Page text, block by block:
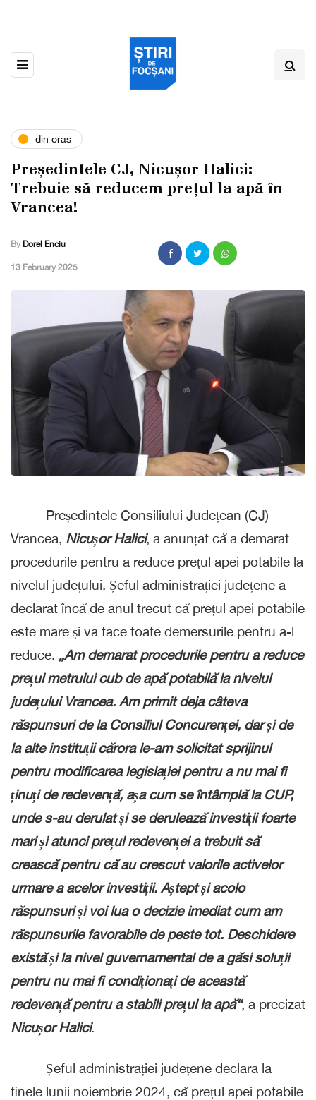
din oras
Președintele CJ, Nicușor Halici:
Trebuie să reducem prețul la apă în
Vrancea!
By Dorel Enciu
,13 February 2025
Președintele Consiliului Județean (CJ)
Vrancea, Nicușor Halici, a anunțat că a demarat
procedurile pentru a reduce prețul apei potabile la
nivelul județului. Șeful administrației județene a
declarat încă de anul trecut că prețul apei potabile
este mare și va face toate demersurile pentru a-l
reduce. „Am demarat procedurile pentru a reduce
prețul metrului cub de apă potabilă la nivelul
județului Vrancea. Am primit deja câteva
răspunsuri de la Consiliul Concurenței, dar și de
la alte instituții cărora le-am solicitat sprijinul
pentru modificarea legislației pentru a nu mai fi
ținuți de redevență, așa cum se întâmplă la CUP,
unde s-au derulat și se derulează investiții foarte
mari și atunci prețul redevenței a trebuit să
crească pentru că au crescut valorile activelor
urmare a acelor investiții. Aștept și acolo
răspunsuri și voi lua o decizie imediat cum am
răspunsurile favorabile de peste tot. Deschidere
există și la nivel guvernamental de a găsi soluții
pentru nu mai fi condiționați de această
redevență pentru a stabili prețul la apă“, a precizat
Nicușor Halici.
Șeful administrației județene declara la
finele lunii noiembrie 2024, că prețul apei potabile